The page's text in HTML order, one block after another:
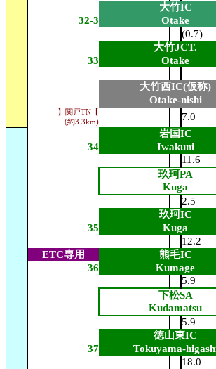
大竹IC
32-3
Otake
(0.7)
大竹JCT.
33
Otake
大竹西IC(仮称)
Otake-nishi
】関戸TN【
(約3.3km)
7.0
岩国IC
34
Iwakuni
11.6
玖珂PA
Kuga
2.5
玖珂IC
35
Kuga
12.2
ETC専用
熊毛IC
36
Kumage
5.9
下松SA
Kudamatsu
5.9
徳山東IC
37
Tokuyama-
18.0